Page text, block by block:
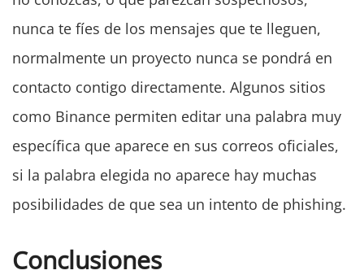
nunca te fíes de los mensajes que te lleguen,
normalmente un proyecto nunca se pondrá en
contacto contigo directamente. Algunos sitios
como Binance permiten editar una palabra muy
específica que aparece en sus correos oficiales,
si la palabra elegida no aparece hay muchas
posibilidades de que sea un intento de phishing.
Conclusiones